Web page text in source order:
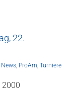
22.
, ProAm, Turniere
2000